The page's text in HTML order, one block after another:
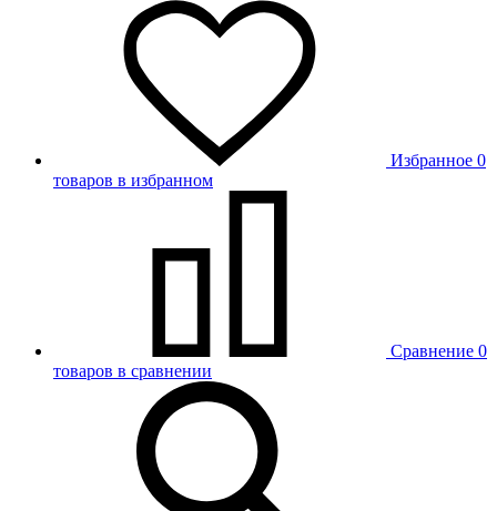
Избранное 0
товаров в избранном
Сравнение 0
товаров в сравнении